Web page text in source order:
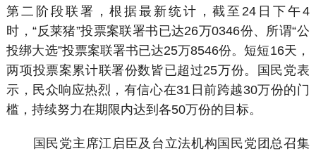
第二阶段联署，根据最新统计，截至24日下午4
时，“反莱猪”投票案联署书已达26万0346份、所谓“公
投绑大选”投票案联署书已达25万8546份。短短16天，
两项投票案累计联署份数皆已超过25万份。国民党表
示，民众响应热烈，有信心在31日前跨越30万份的门
槛，持续努力在期限内达到各50万份的目标。
国民党主席江启臣及台立法机构国民党团总召集